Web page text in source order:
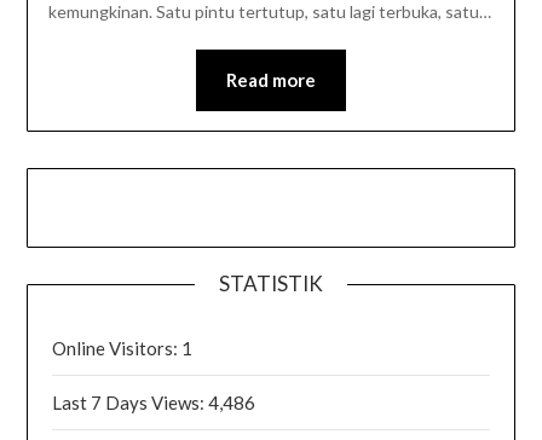
kemungkinan. Satu pintu tertutup, satu lagi terbuka, satu…
Read more
STATISTIK
Online Visitors: 1
Last 7 Days Views:4,486